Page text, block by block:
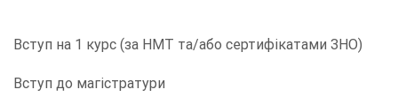
Вступ на 1 курс (за НМТ та/або сертифікатами ЗНО)
Вступ до магістратури